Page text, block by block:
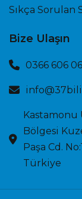
Sıkça Sorulan
Bize Ulaşın
0366 606
Bölgesi
Paşa Cd.
Türkiye